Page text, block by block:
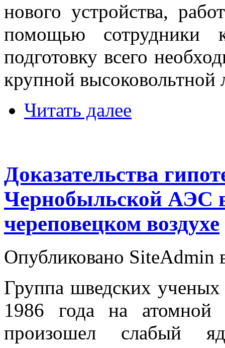
нового устройства,
помощью сотрудники
подготовку всего
крупной высоковольтной
Читать далее
Доказательства
Чернобыльской АЭС
череповецком воздухе
Опубликовано SiteAdmin
Группа шведских
1986 года на атомной
произошел слабый